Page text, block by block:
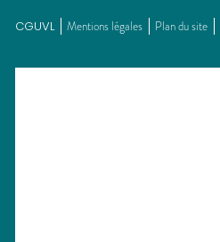
CGUVL Mentions légales Plan du site